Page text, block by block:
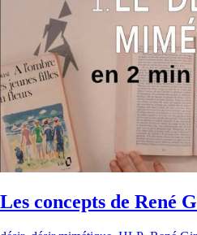
Les concepts de René